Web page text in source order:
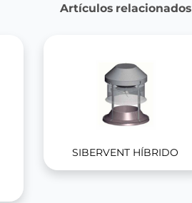
Artículos relacionados
SIBERVENT HÍBRIDO